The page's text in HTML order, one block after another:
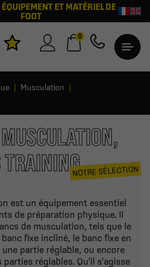
ÉQUIPEMENT ET MATÉRIEL DE
FOOT
0
Musculation
NOTRE SÉLECTION
est un équipement essentiel
de préparation physique. Il
de musculation, tels que le
fixe incliné, le banc fixe en
partie réglable, ou encore
parties réglables. Qu'il s'agisse